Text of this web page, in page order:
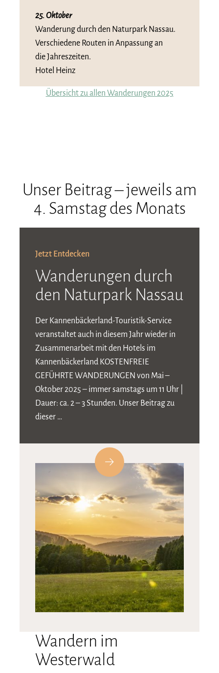
25. Oktober
Wanderung durch den Naturpark Nassau.
Verschiedene Routen in Anpassung an
die Jahreszeiten.
Hotel Heinz
Übersicht zu allen Wanderungen 2025
Unser Beitrag – jeweils am
4. Samstag des Monats
Jetzt Entdecken
Wanderungen durch
den Naturpark Nassau
Der Kannenbäckerland-Touristik-Service
veranstaltet auch in diesem Jahr wieder in
Zusammenarbeit mit den Hotels im
Kannenbäckerland KOSTENFREIE
GEFÜHRTE WANDERUNGEN von Mai –
Oktober 2025 – immer samstags um 11 Uhr |
Dauer: ca. 2 – 3 Stunden. Unser Beitrag zu
dieser …
Wandern im
Westerwald